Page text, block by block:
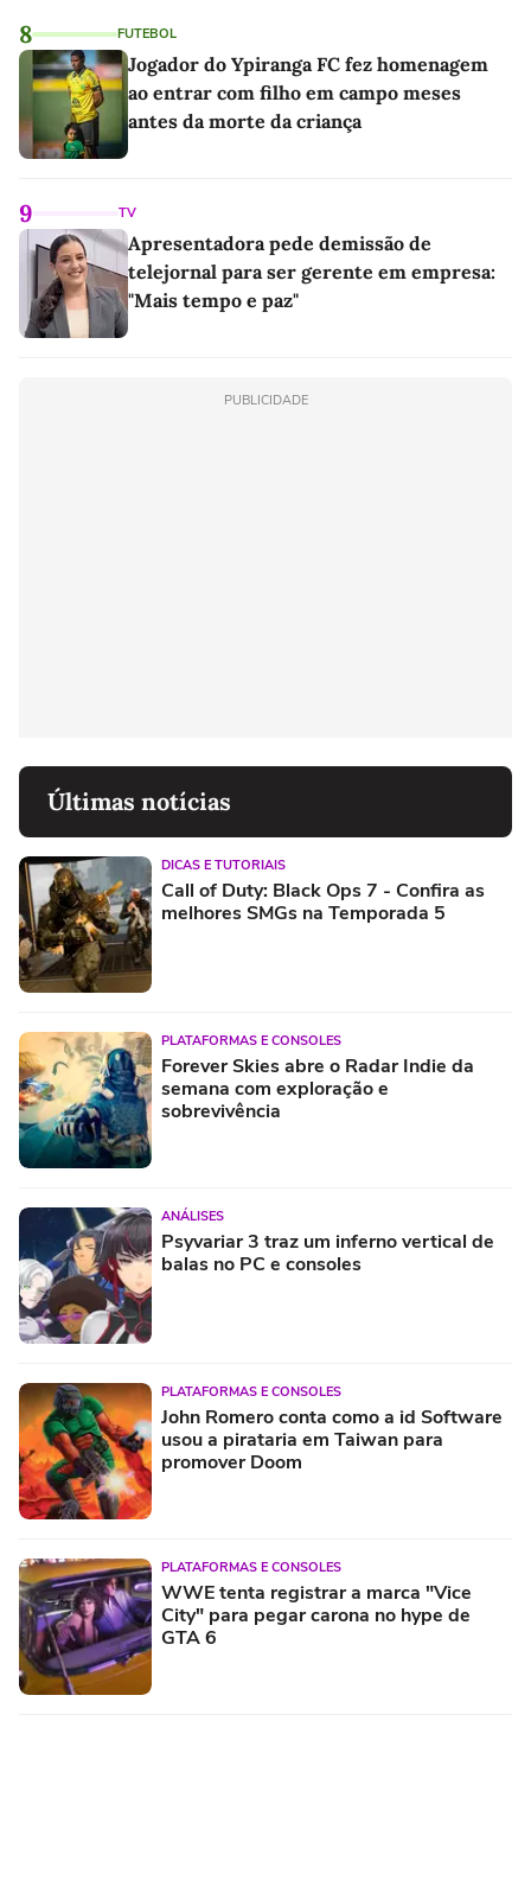
8 FUTEBOL
Jogador do Ypiranga FC fez homenagem
ao entrar com filho em campo meses
antes da morte da criança
9 TV
Apresentadora pede demissão de
telejornal para ser gerente em empresa:
"Mais tempo e paz"
PUBLICIDADE
Últimas notícias
DICAS E TUTORIAIS
Call of Duty: Black Ops 7 - Confira as
melhores SMGs na Temporada 5
PLATAFORMAS E CONSOLES
Forever Skies abre o Radar Indie da
semana com exploração e
sobrevivência
ANÁLISES
Psyvariar 3 traz um inferno vertical de
balas no PC e consoles
PLATAFORMAS E CONSOLES
John Romero conta como a id Software
usou a pirataria em Taiwan para
promover Doom
PLATAFORMAS E CONSOLES
WWE tenta registrar a marca "Vice
City" para pegar carona no hype de
GTA 6